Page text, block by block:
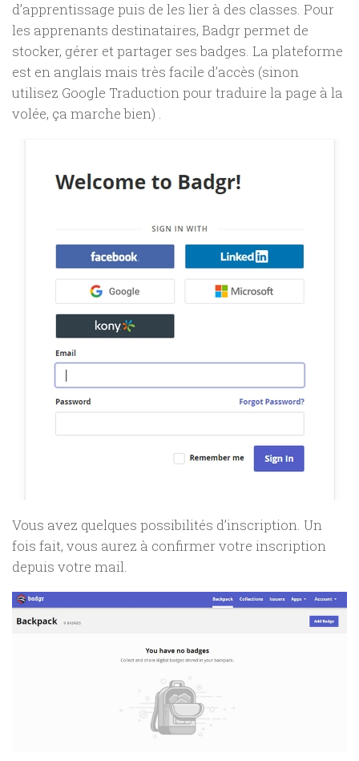
d’apprentissage puis de les lier à des classes. Pour
les apprenants destinataires, Badgr permet de
stocker, gérer et partager ses badges. La plateforme
est en anglais mais très facile d’accès (sinon
utilisez Google Traduction pour traduire la page à la
volée, ça marche bien) .
Vous avez quelques possibilités d’inscription. Un
fois fait, vous aurez à confirmer votre inscription
depuis votre mail.